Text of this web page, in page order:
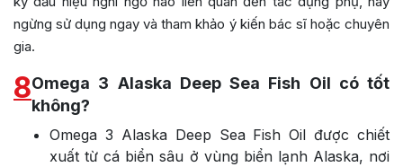
ngừng sử dụng ngay và tham khảo ý kiến bác sĩ hoặc chuyên
gia.
8Omega 3 Alaska Deep Sea Fish Oil có tốt
không?
Omega 3 Alaska Deep Sea Fish Oil được chiết
xuất từ cá biển sâu ở vùng biển lạnh Alaska, nơi